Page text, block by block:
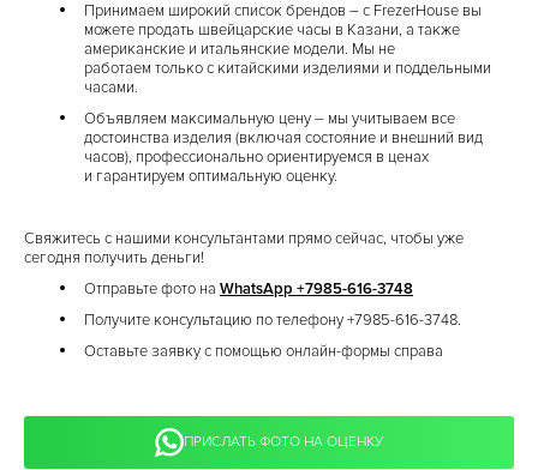
Принимаем широкий список брендов – с FrezerHouse вы
можете продать швейцарские часы в Казани, а также
американские и итальянские модели. Мы не
работаем только с китайскими изделиями и поддельными
часами.
Объявляем максимальную цену – мы учитываем все
достоинства изделия (включая состояние и внешний вид
часов), профессионально ориентируемся в ценах
и гарантируем оптимальную оценку.
Свяжитесь с нашими консультантами прямо сейчас, чтобы уже
сегодня получить деньги!
Отправьте фото на WhatsApp +7985-616-3748
Получите консультацию по телефону +7985-616-3748.
Оставьте заявку с помощью онлайн-формы справа
ПРИСЛАТЬ ФОТО НА ОЦЕНКУ